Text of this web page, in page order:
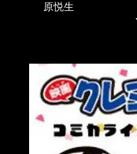
原悦生